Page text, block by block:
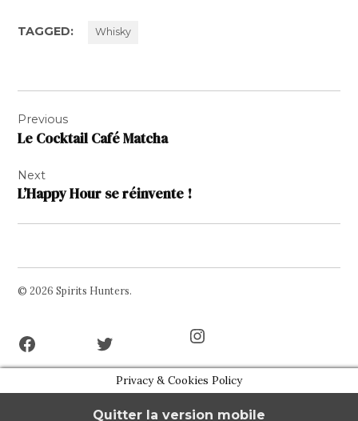
TAGGED: Whisky
de
l’article
Previous
Le Cocktail Café Matcha
Next
L’Happy Hour se réinvente !
© 2026 Spirits Hunters.
Privacy & Cookies Policy
Quitter la version mobile